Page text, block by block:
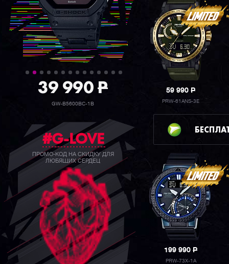
39 990P
GW-B5600BC-1B
#G-LOVE
ПРОМО-КОД НА СКИДКУ ДЛЯ
ЛЮБЯЩИХ СЕРДЕЦ
59 990P
PRW-61ANS-3E
199 990P
PRW-73X-1A